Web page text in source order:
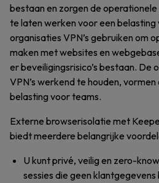
bestaan en zorgen de operationele
te laten werken voor een
organisaties VPN’s gebruiken om
maken met websites en
er beveiligingsrisico’s bestaan. De
VPN’s werkend te houden,
belasting voor teams.
Externe browserisolatie met
biedt meerdere belangrijke
U kunt privé, veilig en zero-
sessies die geen